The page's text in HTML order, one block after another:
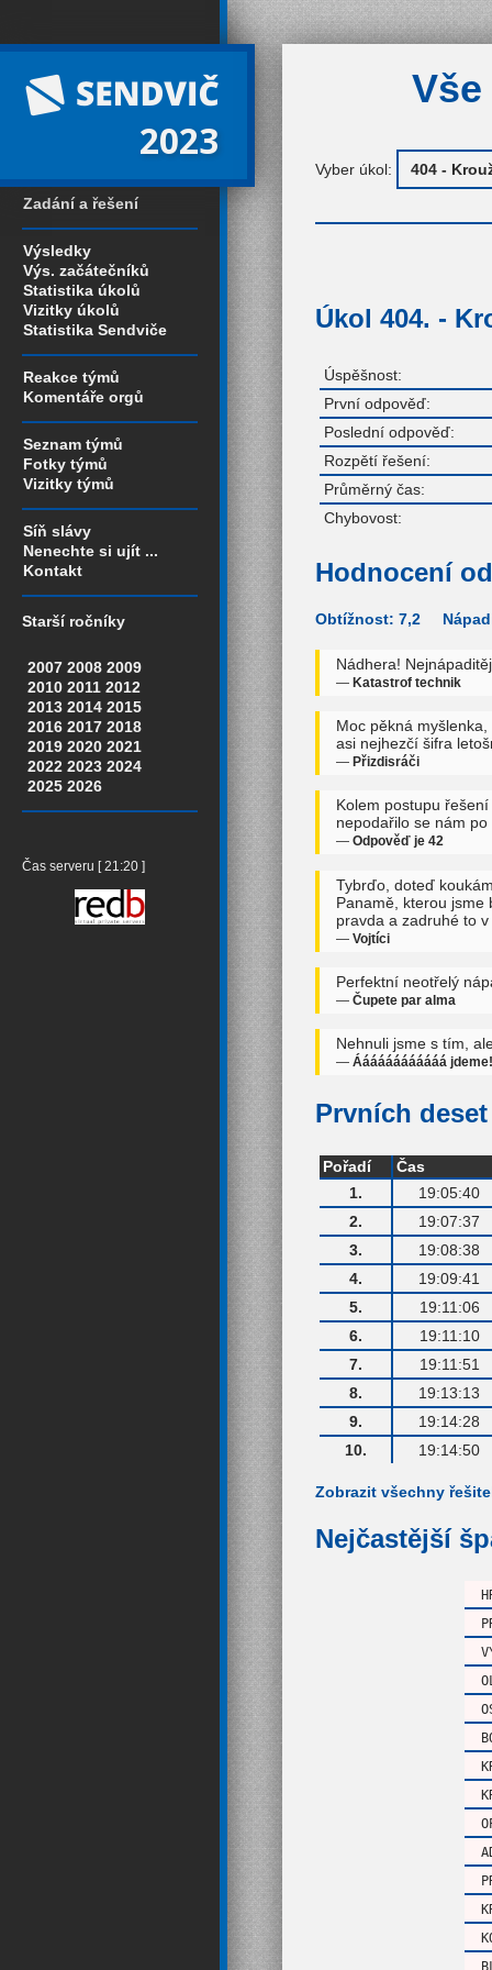
2023
Zadání a řešení
Výsledky
Výs. začátečníků
Statistika úkolů
Vizitky úkolů
Statistika Sendviče
Reakce týmů
Komentáře orgů
Seznam týmů
Fotky týmů
Vizitky týmů
Síň slávy
Nenechte si ujít ...
Kontakt
Starší ročníky
2007 2008 2009
2010 2011 2012
2013 2014 2015
2016 2017 2018
2019 2020 2021
2022 2023 2024
2025 2026
Čas serveru [ 21:20 ]
Vyber úkol:
Úkol 404. -
Úspěšnost:
První odpověď:
Poslední odpověď:
Rozpětí řešení:
Průměrný čas:
Chybovost:
Hodnocení
Obtížnost: 7,2
Nádhera!
— Katastrof technik
Moc pěkná
asi nejhezčí šifra
— Přizdisráči
Kolem postupu
nepodařilo se nám
— Odpověď je 42
Tybrďo, doteď
Panamě, kterou jsme
pravda a zadruhé to
— Vojtíci
Perfektní neotřelý
— Čupete par alma
Nehnuli jsme s tím,
— Áááááááááááá jdeme!
Prvních
Pořadí
Čas
1.
19:05:40
2.
19:07:37
3.
19:08:38
4.
19:09:41
5.
19:11:06
6.
19:11:10
7.
19:11:51
8.
19:13:13
9.
19:14:28
10.
19:14:50
Zobrazit všechny
Nejčastější